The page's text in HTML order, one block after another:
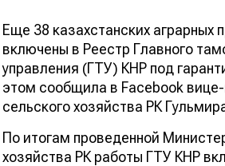
Еще 38 казахстанских аграрных
включены в Реестр Главного
управления (ГТУ) КНР под
этом сообщила в Facebook
сельского хозяйства РК
По итогам проведенной
хозяйства РК работы ГТУ КНР